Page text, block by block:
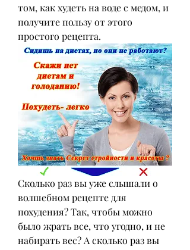
том, как худеть на воде с медом, и
получите пользу от этого
простого рецепта.
Сколько раз вы уже слышали о
волшебном рецепте для
похудения? Так, чтобы можно
было жрать все, что угодно, и не
набирать вес? А сколько раз вы